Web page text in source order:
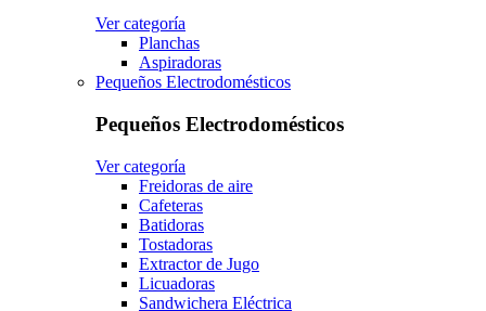
Ver categoría
Planchas
Aspiradoras
Pequeños Electrodomésticos
Pequeños Electrodomésticos
Ver categoría
Freidoras de aire
Cafeteras
Batidoras
Tostadoras
Extractor de Jugo
Licuadoras
Sandwichera Eléctrica